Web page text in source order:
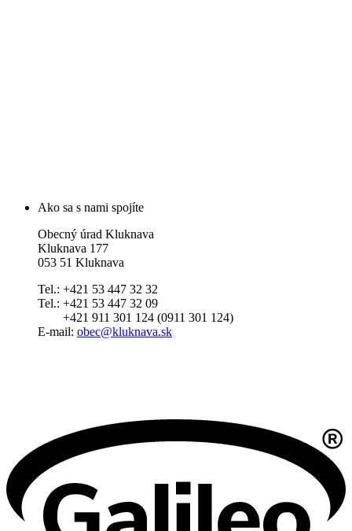
Ako sa s nami spojíte
Obecný úrad Kluknava
Kluknava 177
053 51 Kluknava
Tel.: +421 53 447 32 32
Tel.: +421 53 447 32 09
+421 911 301 124 (0911 301 124)
E-mail: obec@kluknava.sk